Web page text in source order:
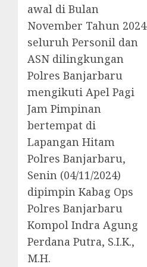
awal di Bulan
November Tahun 2024
seluruh Personil dan
ASN dilingkungan
Polres Banjarbaru
mengikuti Apel Pagi
Jam Pimpinan
bertempat di
Lapangan Hitam
Polres Banjarbaru,
Senin (04/11/2024)
dipimpin Kabag Ops
Polres Banjarbaru
Kompol Indra Agung
Perdana Putra, S.I.K.,
M.H.